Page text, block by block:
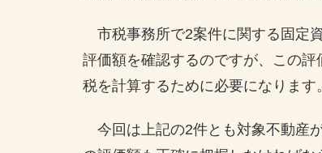
市税事務所で2案件に関する固定
評価額を確認するのですが、この
税を計算するために必要になります。
今回は上記の2件とも対象不動産